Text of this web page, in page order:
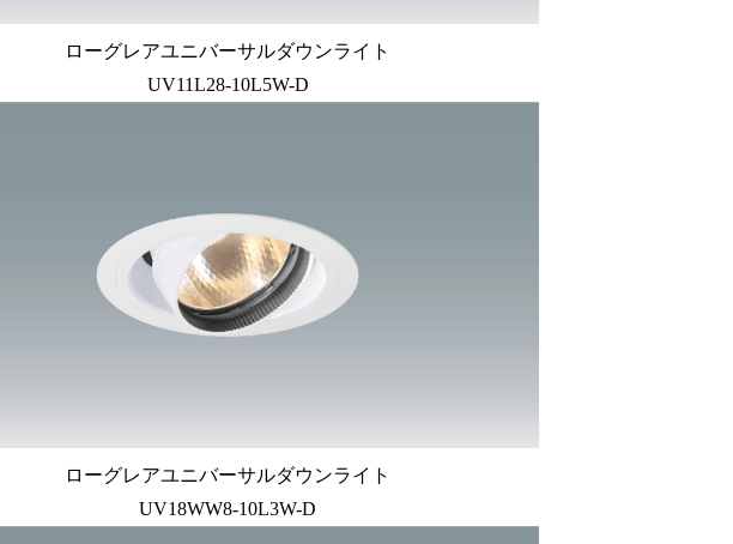
ローグレアユニバーサルダウンライト
UV11L28-10L5W-D
ローグレアユニバーサルダウンライト
UV18WW8-10L3W-D